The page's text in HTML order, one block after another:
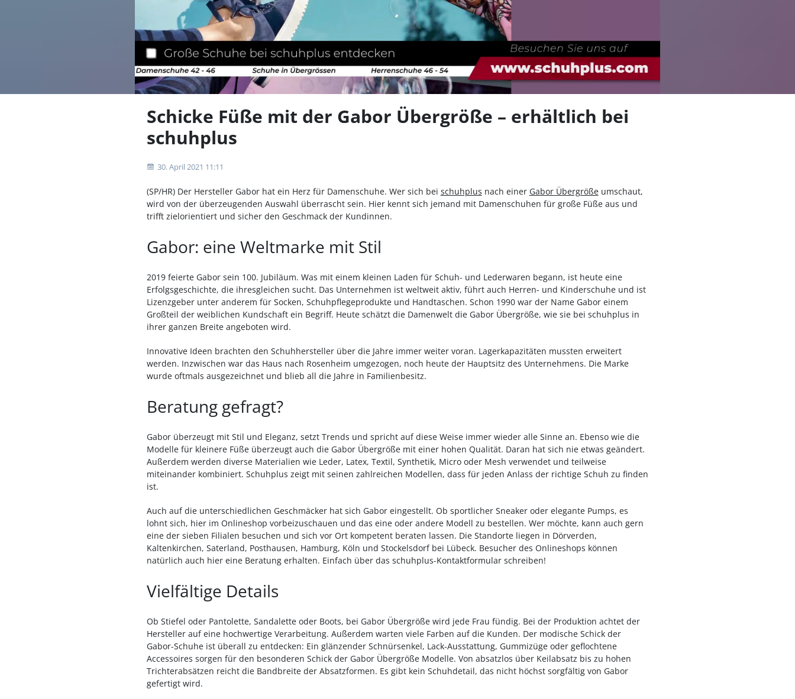
abspielen
Schicke Füße mit der Gabor Übergröße – erhältlich bei
schuhplus
30. April 2021 11:11
(SP/HR) Der Hersteller Gabor hat ein Herz für Damenschuhe. Wer sich bei schuhplus nach einer Gabor Übergrößeumschaut,
wird von der überzeugenden Auswahl überrascht sein. Hier kennt sich jemand mit Damenschuhen für große Füße aus und
trifft zielorientiert und sicher den Geschmack der Kundinnen.
Gabor: eine Weltmarke mit Stil
2019 feierte Gabor sein 100. Jubiläum. Was mit einem kleinen Laden für Schuh- und Lederwaren begann, ist heute eine
Erfolgsgeschichte, die ihresgleichen sucht. Das Unternehmen ist weltweit aktiv, führt auch Herren- und Kinderschuhe und ist
Lizenzgeber unter anderem für Socken, Schuhpflegeprodukte und Handtaschen. Schon 1990 war der Name Gabor einem
Großteil der weiblichen Kundschaft ein Begriff. Heute schätzt die Damenwelt die Gabor Übergröße, wie sie bei schuhplus in
ihrer ganzen Breite angeboten wird.
Innovative Ideen brachten den Schuhhersteller über die Jahre immer weiter voran. Lagerkapazitäten mussten erweitert
werden. Inzwischen war das Haus nach Rosenheim umgezogen, noch heute der Hauptsitz des Unternehmens. Die Marke
wurde oftmals ausgezeichnet und blieb all die Jahre in Familienbesitz.
Beratung gefragt?
Gabor überzeugt mit Stil und Eleganz, setzt Trends und spricht auf diese Weise immer wieder alle Sinne an. Ebenso wie die
Modelle für kleinere Füße überzeugt auch die Gabor Übergröße mit einer hohen Qualität. Daran hat sich nie etwas geändert.
Außerdem werden diverse Materialien wie Leder, Latex, Textil, Synthetik, Micro oder Mesh verwendet und teilweise
miteinander kombiniert. Schuhplus zeigt mit seinen zahlreichen Modellen, dass für jeden Anlass der richtige Schuh zu finden
ist.
Auch auf die unterschiedlichen Geschmäcker hat sich Gabor eingestellt. Ob sportlicher Sneaker oder elegante Pumps, es
lohnt sich, hier im Onlineshop vorbeizuschauen und das eine oder andere Modell zu bestellen. Wer möchte, kann auch gern
eine der sieben Filialen besuchen und sich vor Ort kompetent beraten lassen. Die Standorte liegen in Dörverden,
Kaltenkirchen, Saterland, Posthausen, Hamburg, Köln und Stockelsdorf bei Lübeck. Besucher des Onlineshops können
natürlich auch hier eine Beratung erhalten. Einfach über das schuhplus-Kontaktformular schreiben!
Vielfältige Details
Ob Stiefel oder Pantolette, Sandalette oder Boots, bei Gabor Übergröße wird jede Frau fündig. Bei der Produktion achtet der
Hersteller auf eine hochwertige Verarbeitung. Außerdem warten viele Farben auf die Kunden. Der modische Schick der
Gabor-Schuhe ist überall zu entdecken: Ein glänzender Schnürsenkel, Lack-Ausstattung, Gummizüge oder geflochtene
Accessoires sorgen für den besonderen Schick der Gabor Übergröße Modelle. Von absatzlos über Keilabsatz bis zu hohen
Trichterabsätzen reicht die Bandbreite der Absatzformen. Es gibt kein Schuhdetail, das nicht höchst sorgfältig von Gabor
gefertigt wird.